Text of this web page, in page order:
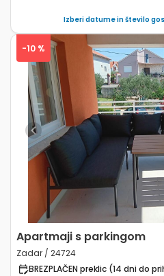
Izberi datume in število
Previous
-10 %
Apartmaji s parkingom
Zadar / 24724
BREZPLAČEN preklic (14 dni do